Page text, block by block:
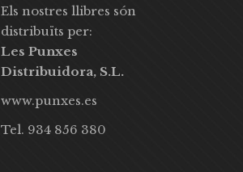
Els nostres llibres són
distribuïts per:
Les Punxes
Distribuidora, S.L.
www.punxes.es
Tel. 934 856 380